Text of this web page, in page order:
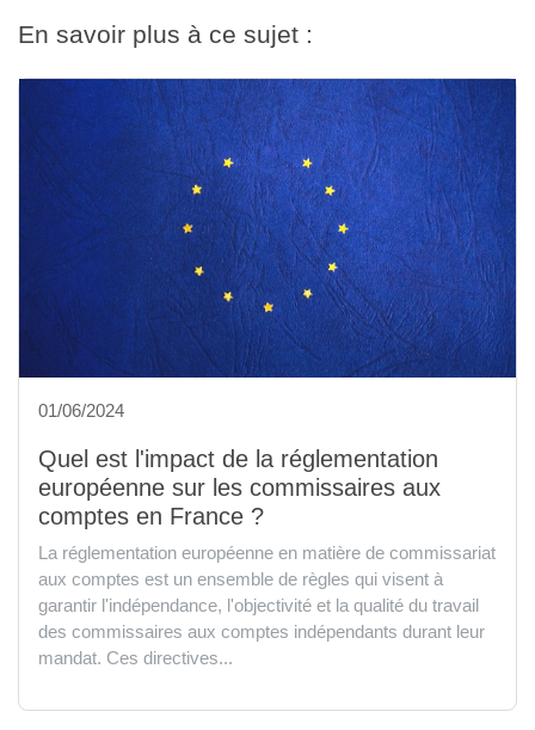
En savoir plus à ce sujet :
01/06/2024
Quel est l'impact de la réglementation
européenne sur les commissaires aux
comptes en France ?
La réglementation européenne en matière de commissariat
aux comptes est un ensemble de règles qui visent à
garantir l'indépendance, l'objectivité et la qualité du travail
des commissaires aux comptes indépendants durant leur
mandat. Ces directives...